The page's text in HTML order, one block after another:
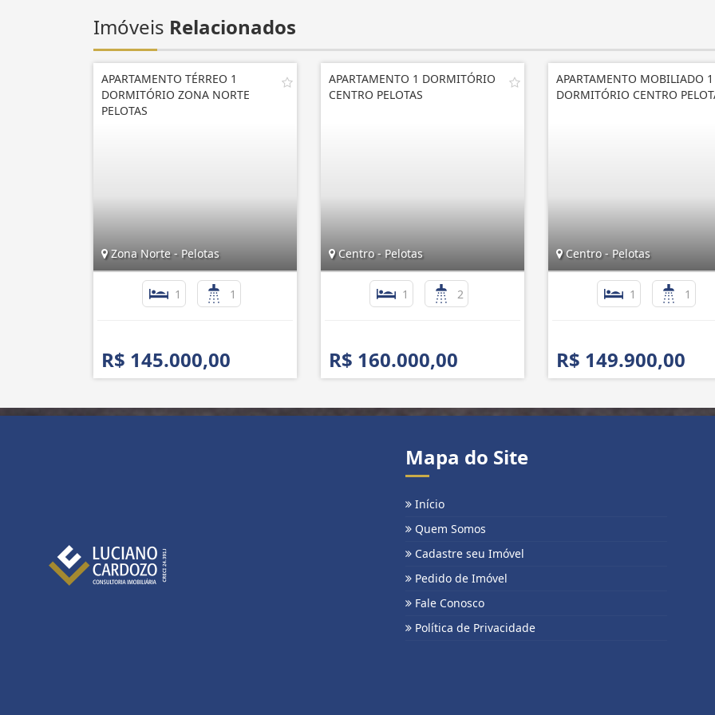
Imóveis Relacionados
APARTAMENTO TÉRREO 1
DORMITÓRIO ZONA NORTE
PELOTAS
Zona Norte - Pelotas
1 1
R$ 145.000,00
APARTAMENTO 1 DORMITÓRIO
CENTRO PELOTAS
Centro - Pelotas
1 2
R$ 160.000,00
APARTAMENTO MOBILIADO 1
DORMITÓRIO CENTRO
Centro - Pelotas
1 1
R$ 149.900,00
Mapa do Site
Início
Quem Somos
Cadastre seu Imóvel
Pedido de Imóvel
Fale Conosco
Política de Privacidade